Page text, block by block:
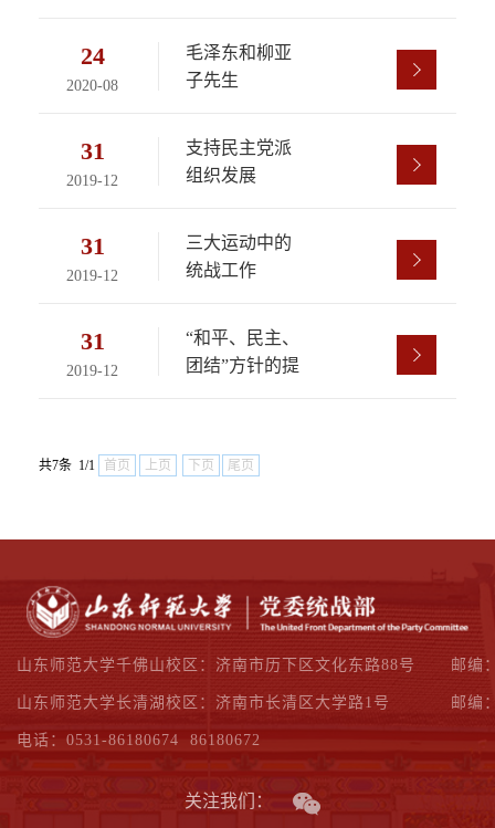
24
2020-08
毛泽东和柳亚
子先生
31
2019-12
支持民主党派
组织发展
31
2019-12
三大运动中的
统战工作
31
2019-12
“和平、民主、
团结”方针的提
共7条 1/1 首页 上页 下页 尾页
山东师范大学千佛山校区：济南市历下区文化东路88号 邮编
山东师范大学长清湖校区：济南市长清区大学路1号 邮编
电话：0531-86180674 86180672
关注我们：